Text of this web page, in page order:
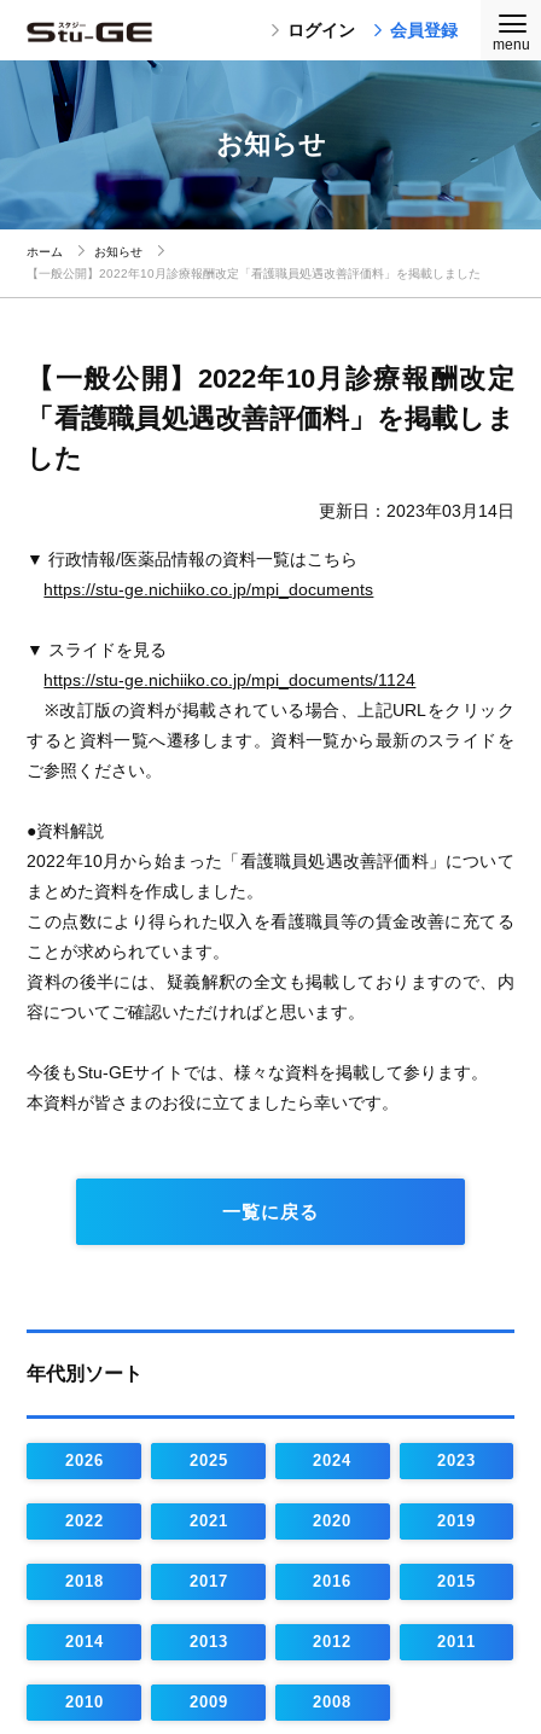
ログイン 会員登録
お知らせ
ホーム
お知らせ
【一般公開】2022年10月診療報酬改定「看護職員処遇改善評価料」を掲載しました
【一般公開】2022年10月診療報酬改定
「看護職員処遇改善評価料」を掲載しま
した
更新日：2023年03月14日
▼ 行政情報/医薬品情報の資料一覧はこちら
https://stu-ge.nichiiko.co.jp/mpi_documents
▼ スライドを見る
https://stu-ge.nichiiko.co.jp/mpi_documents/1124
※改訂版の資料が掲載されている場合、上記URLをクリック
すると資料一覧へ遷移します。資料一覧から最新のスライドを
ご参照ください。
●資料解説
2022年10月から始まった「看護職員処遇改善評価料」について
まとめた資料を作成しました。
この点数により得られた収入を看護職員等の賃金改善に充てる
ことが求められています。
資料の後半には、疑義解釈の全文も掲載しておりますので、内
容についてご確認いただければと思います。
今後もStu-GEサイトでは、様々な資料を掲載して参ります。
本資料が皆さまのお役に立てましたら幸いです。
一覧に戻る
年代別ソート
2026 2025 2024 2023
2022 2021 2020 2019
2018 2017 2016 2015
2014 2013 2012 2011
2010 2009 2008